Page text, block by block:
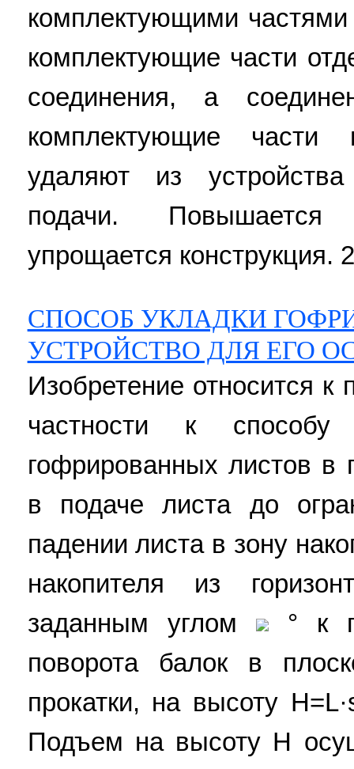
комплектующими
комплектующие части
соединения, а
комплектующие части
удаляют из
подачи. Повышается
упрощается
СПОСОБ УКЛАДКИ
УСТРОЙСТВО ДЛЯ ЕГО
Изобретение относится к
частности к
гофрированных листов в
в подаче листа до
падении листа в зону
накопителя из
заданным углом
° к
поворота балок в
прокатки, на высоту
Подъем на высоту Н